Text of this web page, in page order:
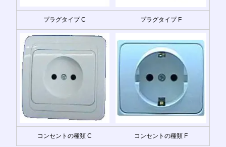
プラグタイプ C プラグタイプ F
コンセントの種類 C コンセントの種類 F